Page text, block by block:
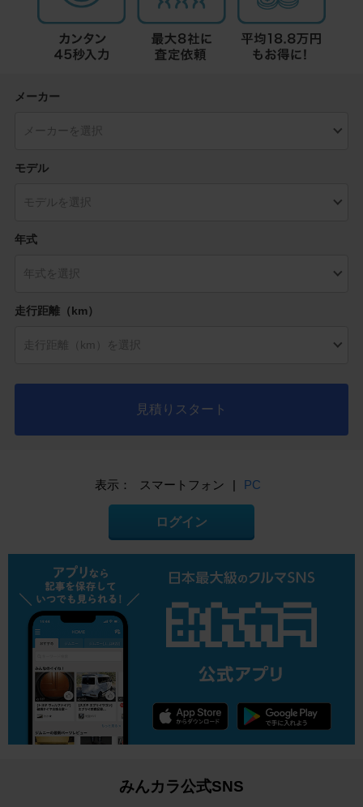
メーカー
モデル
年式
走行距離（km）
見積りスタート
表示： スマートフォン | PC
ログイン
みんカラ公式SNS